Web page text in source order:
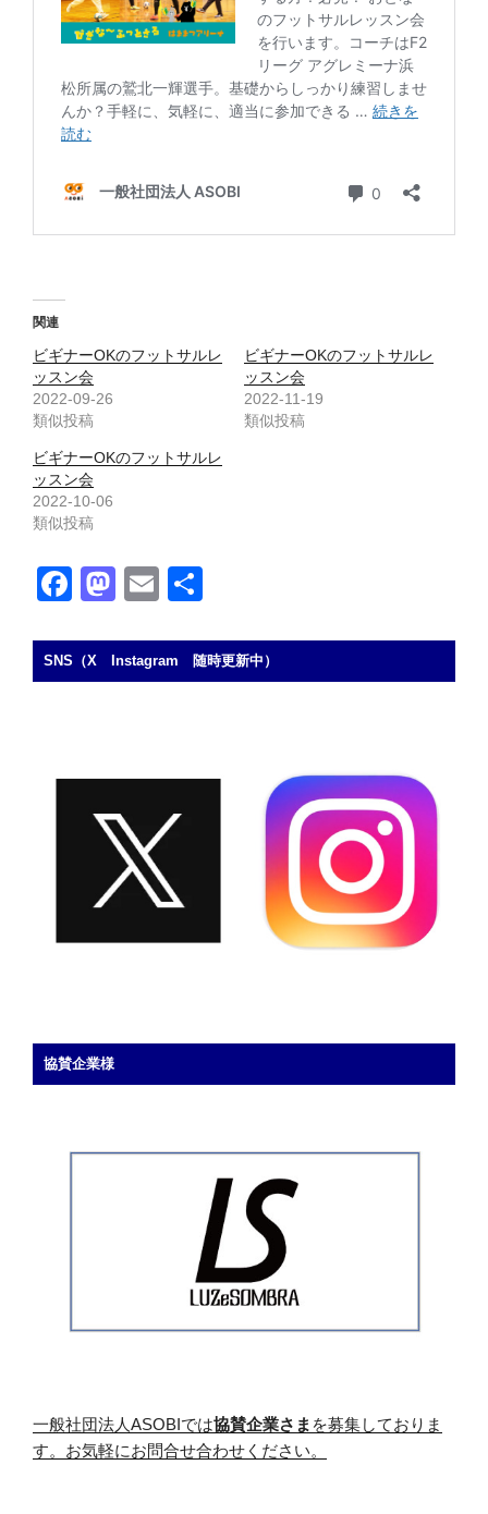
関連
ビギナーOKのフットサルレ
ッスン会
2022-09-26
類似投稿
ビギナーOKのフットサルレ
ッスン会
2022-11-19
類似投稿
ビギナーOKのフットサルレ
ッスン会
2022-10-06
類似投稿
F
c
e
M
st
o
E
ail
SNS（X Instagram 随時更新中）
協賛企業様
一般社団法人ASOBIでは協賛企業さま を募集しておりま
す。お気軽にお問合せ合わせください。